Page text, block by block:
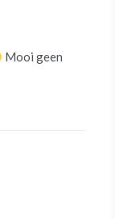
Mooi geen